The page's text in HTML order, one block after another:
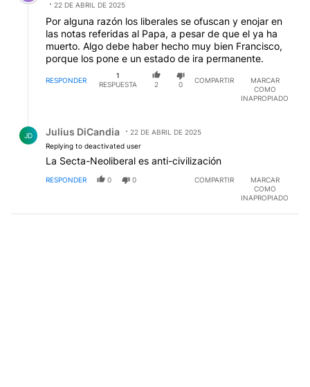
22 DE ABRIL DE 2025
Por alguna razón los liberales se ofuscan y enojar en
las notas referidas al Papa, a pesar de que el ya ha
muerto. Algo debe haber hecho muy bien Francisco,
porque los pone e un estado de ira permanente.
RESPONDER
1
RESPUESTA
2 0
COMPARTIR
MARCAR
COMO
INAPROPIADO
JD Julius DiCandia
22 DE ABRIL DE 2025
Replying to deactivated user
La Secta-Neoliberal es anti-civilización
RESPONDER 0 0 COMPARTIR
MARCAR
COMO
INAPROPIADO